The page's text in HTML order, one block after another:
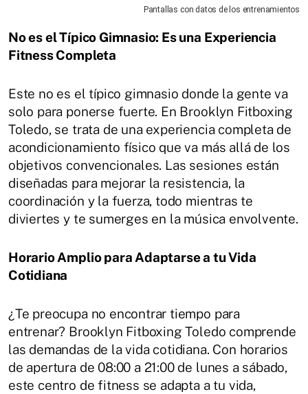
Pantallas con datos de los entrenamientos
No es el Típico Gimnasio: Es una Experiencia
Fitness Completa
Este no es el típico gimnasio donde la gente va
solo para ponerse fuerte. En Brooklyn Fitboxing
Toledo, se trata de una experiencia completa de
acondicionamiento físico que va más allá de los
objetivos convencionales. Las sesiones están
diseñadas para mejorar la resistencia, la
coordinación y la fuerza, todo mientras te
diviertes y te sumerges en la música envolvente.
Horario Amplio para Adaptarse a tu Vida
Cotidiana
¿Te preocupa no encontrar tiempo para
entrenar? Brooklyn Fitboxing Toledo comprende
las demandas de la vida cotidiana. Con horarios
de apertura de 08:00 a 21:00 de lunes a sábado,
este centro de fitness se adapta a tu vida,